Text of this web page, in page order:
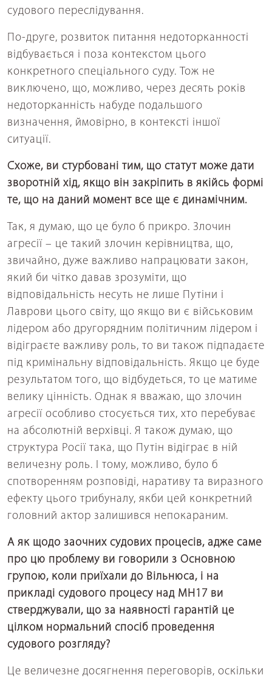
судового переслідування.
По-друге, розвиток питання недоторканності
відбувається і поза контекстом цього
конкретного спеціального суду. Тож не
виключено, що, можливо, через десять років
недоторканність набуде подальшого
визначення, ймовірно, в контексті іншої
ситуації.
Схоже, ви стурбовані тим, що статут може дати
зворотній хід, якщо він закріпить в якійсь формі
те, що на даний момент все ще є динамічним.
Так, я думаю, що це було б прикро. Злочин
агресії – це такий злочин керівництва, що,
звичайно, дуже важливо напрацювати закон,
який би чітко давав зрозуміти, що
відповідальність несуть не лише Путіни і
Лаврови цього світу, що якщо ви є військовим
лідером або другорядним політичним лідером і
відіграєте важливу роль, то ви також підпадаєте
під кримінальну відповідальність. Якщо це буде
результатом того, що відбудеться, то це матиме
велику цінність. Однак я вважаю, що злочин
агресії особливо стосується тих, хто перебуває
на абсолютній верхівці. Я також думаю, що
структура Росії така, що Путін відіграє в ній
величезну роль. І тому, можливо, було б
спотворенням розповіді, наративу та виразного
ефекту цього трибуналу, якби цей конкретний
головний актор залишився непокараним.
А як щодо заочних судових процесів, адже саме
про цю проблему ви говорили з Основною
групою, коли приїхали до Вільнюса, і на
прикладі судового процесу над МН17 ви
стверджували, що за наявності гарантій це
цілком нормальний спосіб проведення
судового розгляду?
Це величезне досягнення переговорів, оскільки